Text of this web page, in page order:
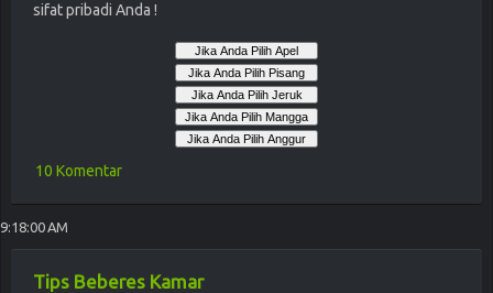
sifat pribadi Anda !
10 Komentar
9:18:00 AM
Tips Beberes Kamar